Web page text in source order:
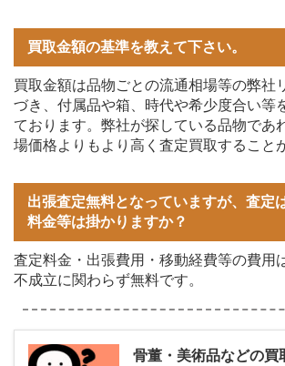
買取金額の基準を教えて下さい。
買取金額は品物ごとの流通相場等の弊社
づき、付属品や箱、時代や希少度合い等
ております。弊社が探している品物であ
場価格よりもより高く査定買取すること
出張査定無料となっていますが、査定
料金等は掛かりますか？
査定料金・出張費用・移動経費等の費用
不成立に関わらず無料です。
骨董・美術品などの買